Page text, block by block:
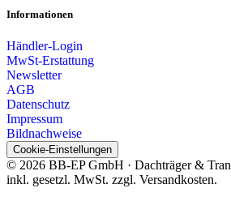
Informationen
Händler-Login
MwSt-Erstattung
Newsletter
AGB
Datenschutz
Impressum
Bildnachweise
Cookie-Einstellungen
© 2026 BB-EP GmbH · Dachträger &
inkl. gesetzl. MwSt. zzgl. Versandkosten.